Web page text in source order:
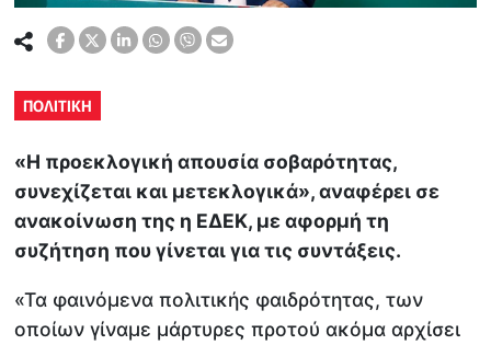
ΠΟΛΙΤΙΚΗ
«Η προεκλογική απουσία σοβαρότητας,
συνεχίζεται και μετεκλογικά», αναφέρει σε
ανακοίνωση της η ΕΔΕΚ, με αφορμή τη
συζήτηση που γίνεται για τις συντάξεις.
«Τα φαινόμενα πολιτικής φαιδρότητας, των
οποίων γίναμε μάρτυρες προτού ακόμα αρχίσει